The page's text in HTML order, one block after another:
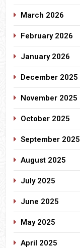
March 2026
February 2026
January 2026
December 2025
November 2025
October 2025
September 2025
August 2025
July 2025
June 2025
May 2025
April 2025